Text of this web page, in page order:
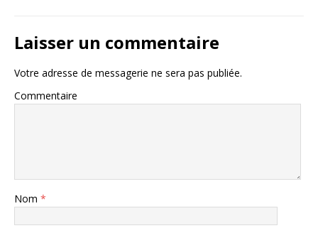
Laisser un commentaire
Votre adresse de messagerie ne sera pas publiée.
Commentaire
Nom *